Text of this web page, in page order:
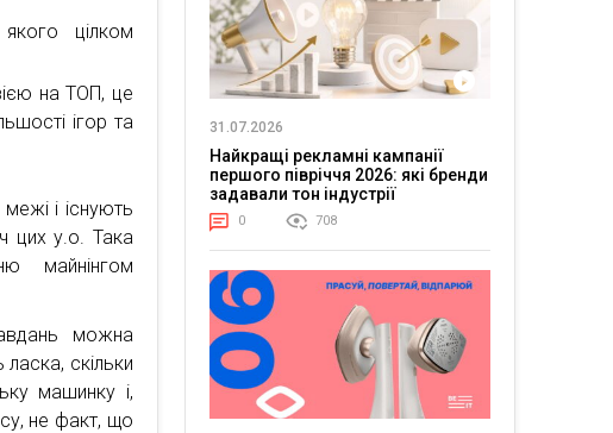
цілком
на ТОП, це
ігор та
і існують
цих у.о. Така
майнінгом
можна
скільки
машинку і,
не факт, що
31.07.2026
Найкращі рекламні кампанії
першого півріччя 2026: які бренди
задавали тон індустрії
0 708